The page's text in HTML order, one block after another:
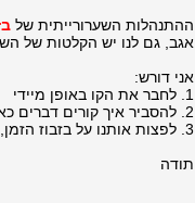
ההתנהלות השערורייתית של
אגב, גם לנו יש הקלטות של
אני דורש:
1. לחבר את הקו באופן מיידי
2. להסביר איך קורים דברים כאלה
3. לפצות אותנו על בזבוז הזמן, הטרטור, עוגמת הנפש וההפסד הכספי!
תודה